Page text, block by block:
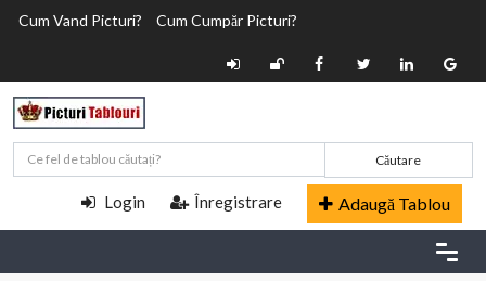
Cum Vand Picturi? Cum Cumpăr Picturi?
Căutare
Login Înregistrare Adaugă Tablou